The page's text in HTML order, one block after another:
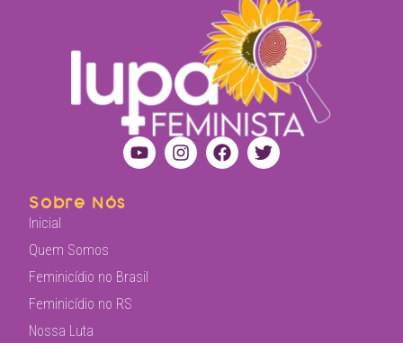
Sobre Nós
Inicial
Quem Somos
Feminicídio no Brasil
Feminicídio no RS
Nossa Luta